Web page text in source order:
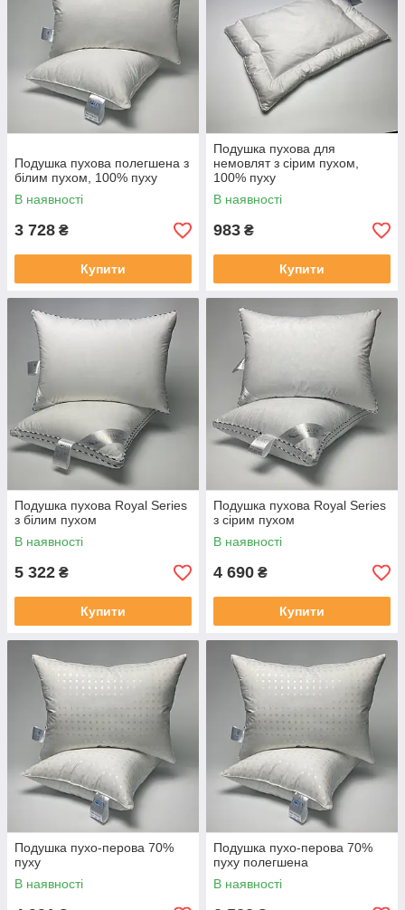
Подушка пухова полегшена з
білим пухом, 100% пуху
В наявності
3 728 ₴
Купити
Подушка пухова для
немовлят з сірим пухом,
100% пуху
В наявності
983 ₴
Купити
Подушка пухова Royal Series
з білим пухом
В наявності
5 322 ₴
Купити
Подушка пухова Royal Series
з сірим пухом
В наявності
4 690 ₴
Купити
Подушка пухо-перова 70%
пуху
В наявності
Подушка пухо-перова 70%
пуху полегшена
В наявності